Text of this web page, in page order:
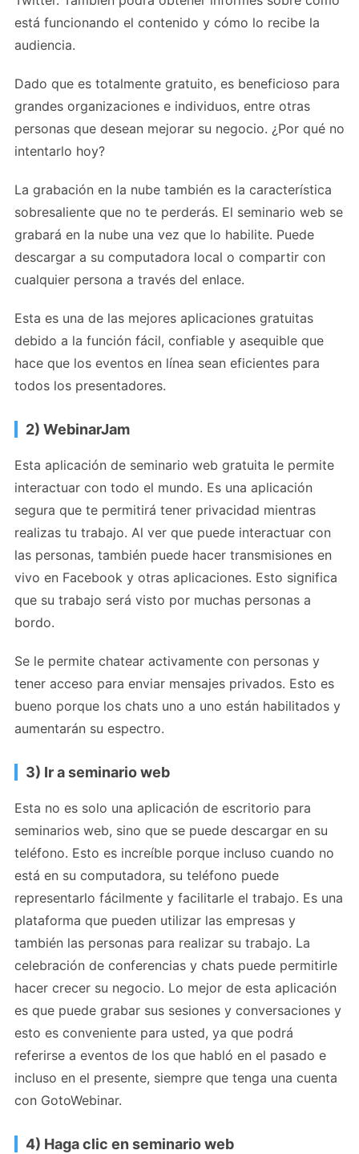
está funcionando el contenido y cómo lo recibe la
audiencia.
Dado que es totalmente gratuito, es beneficioso para
grandes organizaciones e individuos, entre otras
personas que desean mejorar su negocio. ¿Por qué no
intentarlo hoy?
La grabación en la nube también es la característica
sobresaliente que no te perderás. El seminario web se
grabará en la nube una vez que lo habilite. Puede
descargar a su computadora local o compartir con
cualquier persona a través del enlace.
Esta es una de las mejores aplicaciones gratuitas
debido a la función fácil, confiable y asequible que
hace que los eventos en línea sean eficientes para
todos los presentadores.
2) WebinarJam
Esta aplicación de seminario web gratuita le permite
interactuar con todo el mundo. Es una aplicación
segura que te permitirá tener privacidad mientras
realizas tu trabajo. Al ver que puede interactuar con
las personas, también puede hacer transmisiones en
vivo en Facebook y otras aplicaciones. Esto significa
que su trabajo será visto por muchas personas a
bordo.
Se le permite chatear activamente con personas y
tener acceso para enviar mensajes privados. Esto es
bueno porque los chats uno a uno están habilitados y
aumentarán su espectro.
3) Ir a seminario web
Esta no es solo una aplicación de escritorio para
seminarios web, sino que se puede descargar en su
teléfono. Esto es increíble porque incluso cuando no
está en su computadora, su teléfono puede
representarlo fácilmente y facilitarle el trabajo. Es una
plataforma que pueden utilizar las empresas y
también las personas para realizar su trabajo. La
celebración de conferencias y chats puede permitirle
hacer crecer su negocio. Lo mejor de esta aplicación
es que puede grabar sus sesiones y conversaciones y
esto es conveniente para usted, ya que podrá
referirse a eventos de los que habló en el pasado e
incluso en el presente, siempre que tenga una cuenta
con GotoWebinar.
4) Haga clic en seminario web